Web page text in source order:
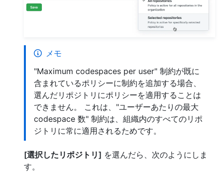
メモ
"Maximum codespaces per user" 制約が既に
含まれているポリシーに制約を追加する場合、
選んだリポジトリにポリシーを適用することは
できません。 これは、"ユーザーあたりの最大
codespace 数" 制約は、組織内のすべてのリポ
ジトリに常に適用されるためです。
[選択したリポジトリ] を選んだら、次のようにしま
す。